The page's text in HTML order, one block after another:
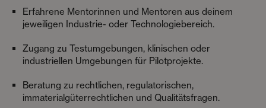
Erfahrene Mentorinnen und Mentoren aus deinem
jeweiligen Industrie- oder Technologiebereich.
Zugang zu Testumgebungen, klinischen oder
industriellen Umgebungen für Pilotprojekte.
Beratung zu rechtlichen, regulatorischen,
immaterialgüterrechtlichen und Qualitätsfragen.